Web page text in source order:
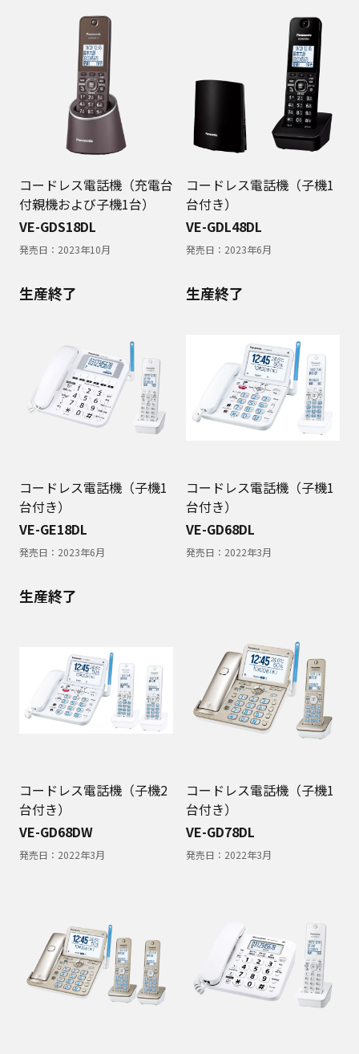
コードレス電話機（充電台
付親機および子機1台）
VE-GDS18DL
発売日： 2023年10月
コードレス電話機（子機1
台付き）
VE-GDL48DL
発売日： 2023年6月
生産終了
コードレス電話機（子機1
台付き）
VE-GE18DL
発売日： 2023年6月
生産終了
コードレス電話機（子機1
台付き）
VE-GD68DL
発売日： 2022年3月
生産終了
コードレス電話機（子機2
台付き）
VE-GD68DW
発売日： 2022年3月
コードレス電話機（子機1
台付き）
VE-GD78DL
発売日： 2022年3月